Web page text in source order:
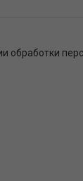
обработки